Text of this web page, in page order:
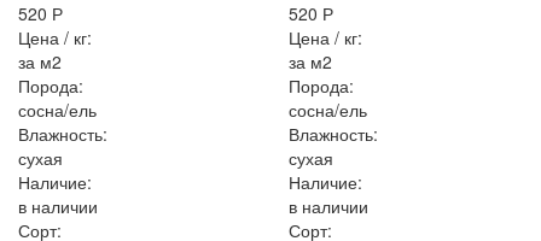
520 Р
Цена / кг:
за м2
Порода:
сосна/ель
Влажность:
сухая
Наличие:
в наличии
Сорт:
520 Р
Цена / кг:
за м2
Порода:
сосна/ель
Влажность:
сухая
Наличие:
в наличии
Сорт: